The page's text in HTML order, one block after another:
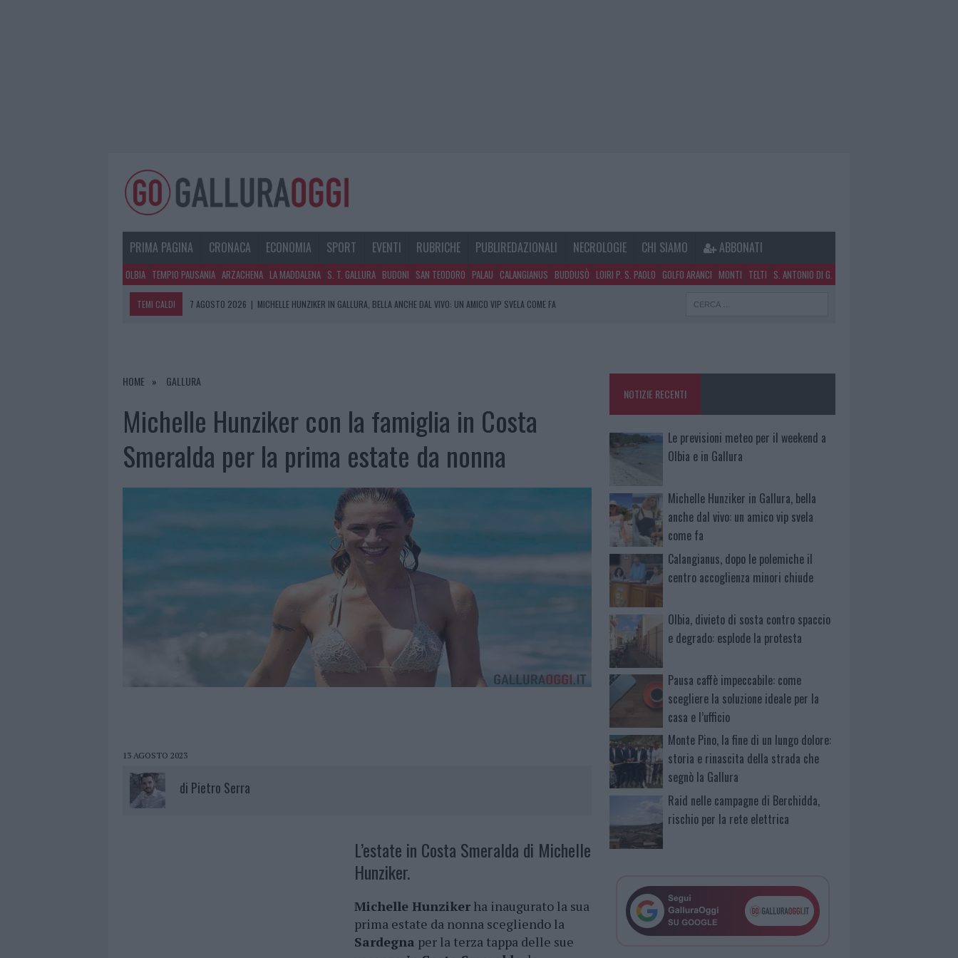
PRIMA PAGINA CRONACA ECONOMIA SPORT EVENTI RUBRICHE PUBLIREDAZIONALI NECROLOGIE CHI SIAMO ABBONATI
OLBIA TEMPIO PAUSANIA ARZACHENA LA MADDALENA S. T. GALLURA BUDONI SAN TEODORO PALAU CALANGIANUS BUDDUSÒ LOIRI P. S. PAOLO GOLFO ARANCI MONTI TELTI S. ANTONIO DI G.
TEMI CALDI 7 AGOSTO 2026 | MICHELLE HUNZIKER IN GALLURA, BELLA ANCHE DAL VIVO: UN AMICO VIP SVELA COME FA
7 AGOSTO 2026 |
HOME GALLURA
Michelle Hunziker con la famiglia in Costa
Smeralda per la prima estate da nonna
13 AGOSTO 2023
di Pietro Serra
L’estate in Costa Smeralda di Michelle
Hunziker.
Michelle Hunziker ha inaugurato la sua
prima estate da nonna scegliendo la
Sardegna per la terza tappa delle sue
NOTIZIE RECENTI
Le previsioni meteo per il weekend a
Olbia e in Gallura
Michelle Hunziker in Gallura, bella
anche dal vivo: un amico vip svela
come fa
Calangianus, dopo le polemiche il
centro accoglienza minori chiude
Olbia, divieto di sosta contro spaccio
e degrado: esplode la protesta
Pausa caffè impeccabile: come
scegliere la soluzione ideale per la
casa e l’ufficio
Monte Pino, la fine di un lungo dolore:
storia e rinascita della strada che
segnò la Gallura
Raid nelle campagne di Berchidda,
rischio per la rete elettrica